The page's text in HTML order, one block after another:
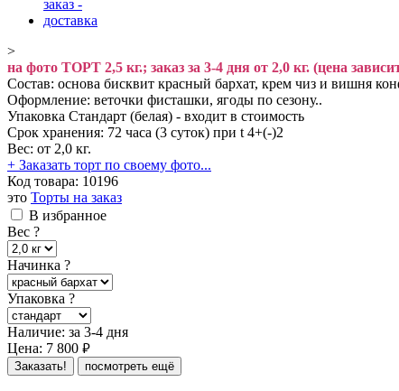
>
на фото ТОРТ 2,5 кг.; заказ за 3-4 дня от 2,0 кг. (цена
Состав: основа бисквит красный бархат, крем чиз и вишня
Оформление: веточки фисташки, ягоды по сезону..
Упаковка Стандарт (белая) - входит в стоимость
Срок хранения: 72 часа (3 суток) при t 4+(-)2
Вес: от 2,0 кг.
+ Заказать торт по своему фото...
Код товара: 10196
это Торты на заказ
В избранное
Вес ?
Начинка ?
Упаковка ?
Наличие: за 3-4 дня
Цена: 7 800 руб.
Заказать! посмотреть ещё